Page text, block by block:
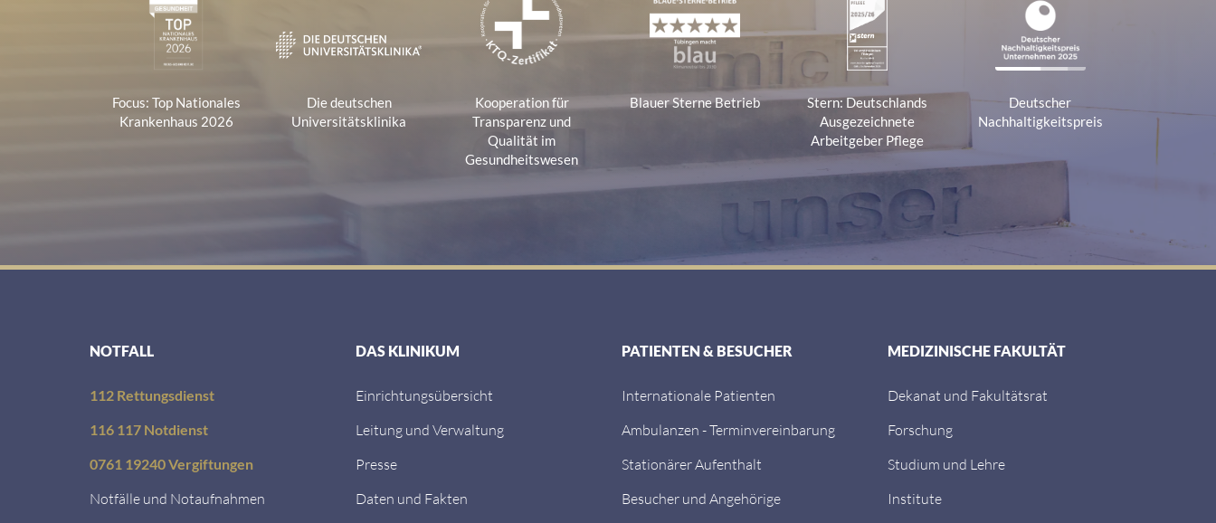
Focus: Top Nationales
Krankenhaus 2026
Die deutschen
Universitätsklinika
Kooperation für
Transparenz und
Qualität im
Gesundheitswesen
Blauer Sterne Betrieb
Stern: Deutschlands
Ausgezeichnete
Arbeitgeber Pflege
Deutscher
Nachhaltigkeitspreis
NOTFALL
112 Rettungsdienst
116 117 Notdienst
0761 19240 Vergiftungen
Notfälle und Notaufnahmen
DAS KLINIKUM
Einrichtungsübersicht
Leitung und Verwaltung
Presse
Daten und Fakten
PATIENTEN & BESUCHER
Internationale Patienten
Ambulanzen - Terminvereinbarung
Stationärer Aufenthalt
Besucher und Angehörige
MEDIZINISCHE FAKULTÄT
Dekanat und Fakultätsrat
Forschung
Studium und Lehre
Institute